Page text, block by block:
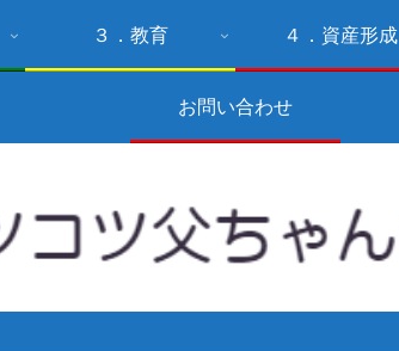
３．教育 ４．資産形成
お問い合わせ